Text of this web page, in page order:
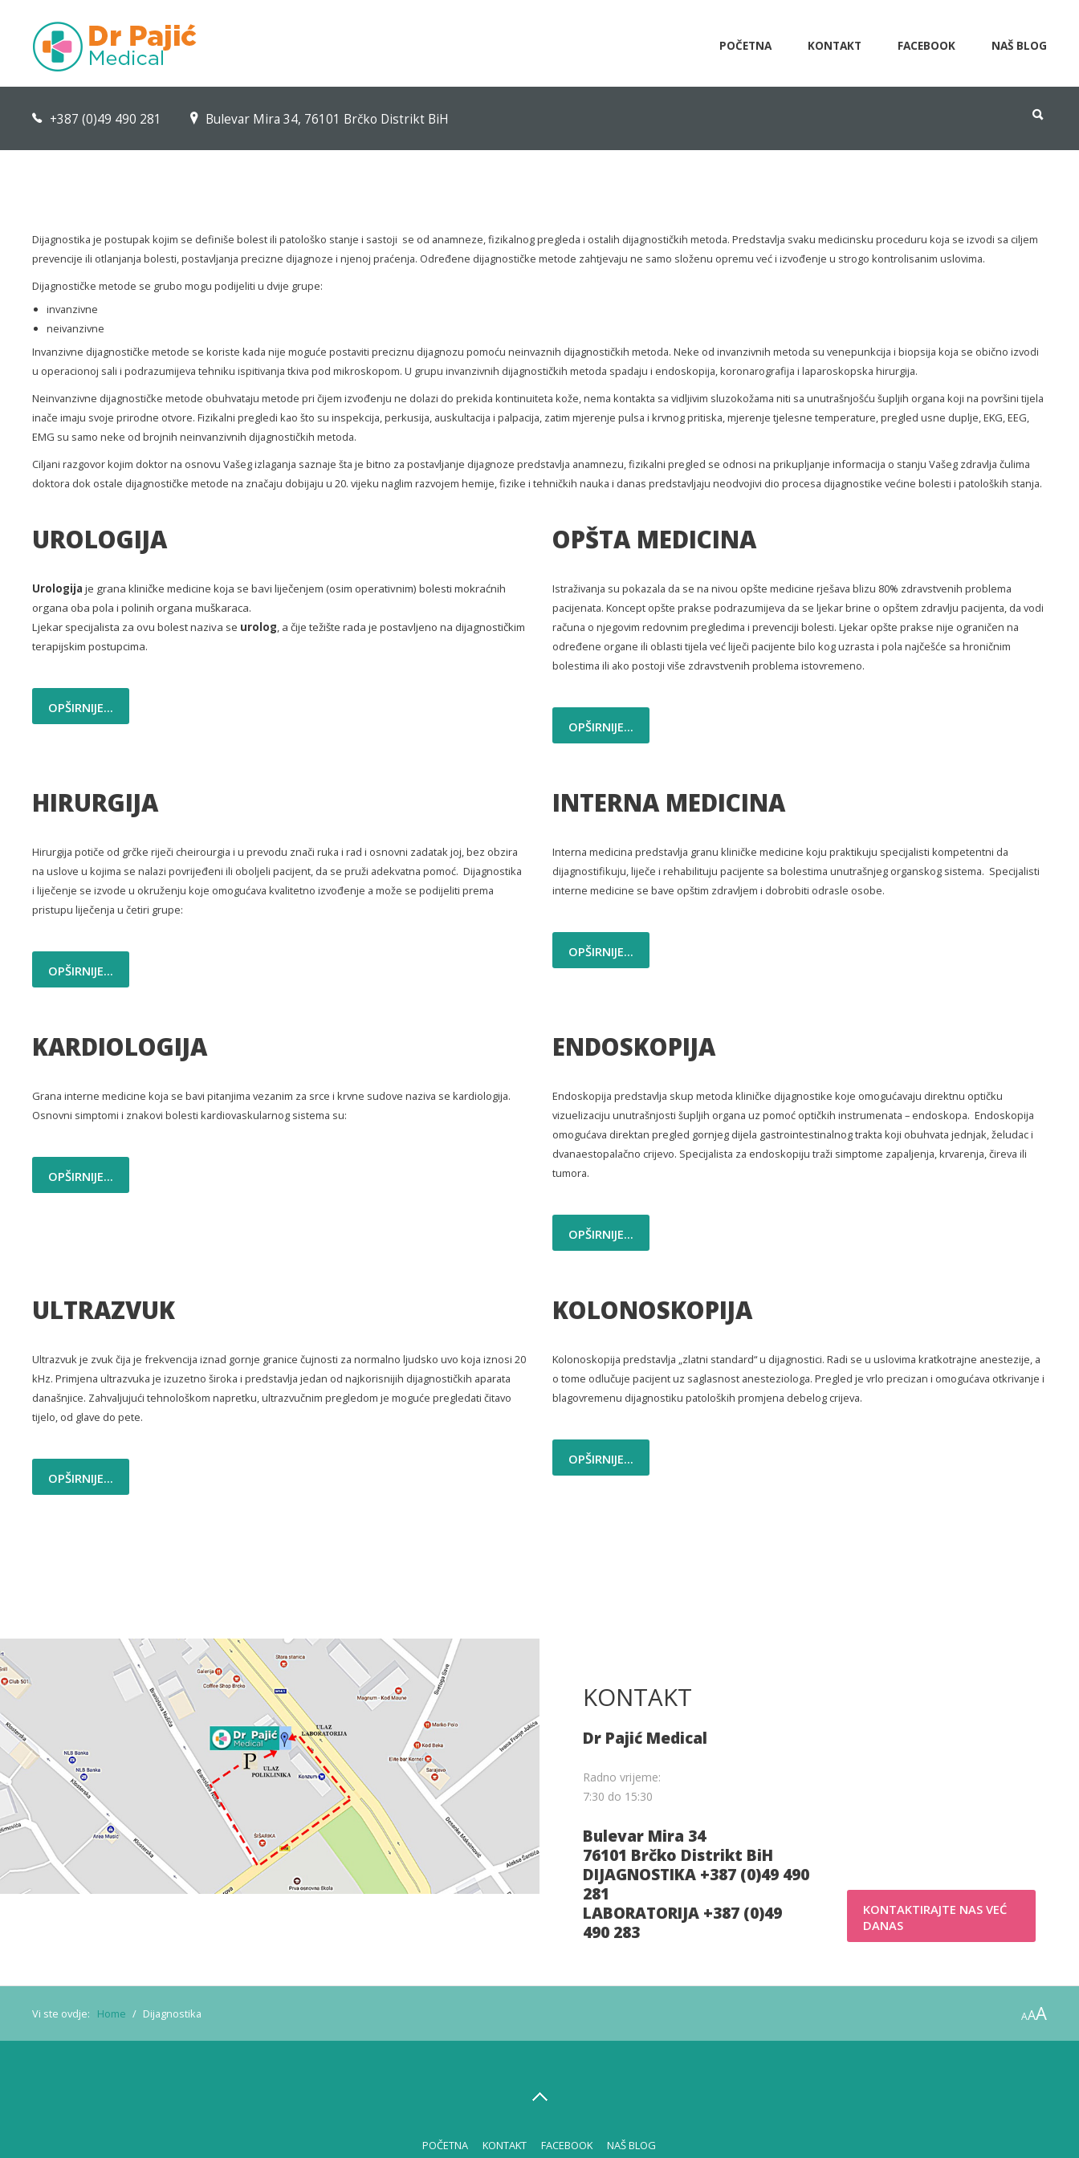
SAMPLESIDEBAR MODULE
This is a sample module published to the
module class suffix. There is also a
Kontakt
Facebook
Naš Blog
SAMPLESIDEBAR MODULE
This is a sample module published to the
sidebar_bottom position, using the -sidebar
module class suffix. There is also a sidebar_top
position below the search.
POČETNA KONTAKT FACEBOOK NAŠ BLOG
+387 (0)49 490 281 Bulevar Mira 34, 76101 Brčko Distrikt BiHSEARCH
Dijagnostika je postupak kojim se definiše bolest ili patološko stanje i sastoji se od anamneze, fizikalnog pregleda i ostalih dijagnostičkih metoda. Predstavlja svaku medicinsku proceduru koja se izvodi sa ciljem
prevencije ili otlanjanja bolesti, postavljanja precizne dijagnoze i njenoj praćenja. Određene dijagnostičke metode zahtjevaju ne samo složenu opremu već i izvođenje u strogo kontrolisanim uslovima.
Dijagnostičke metode se grubo mogu podijeliti u dvije grupe:
invanzivne
neivanzivne
Invanzivne dijagnostičke metode se koriste kada nije moguće postaviti preciznu dijagnozu pomoću neinvaznih dijagnostičkih metoda. Neke od invanzivnih metoda su venepunkcija i biopsija koja se obično izvodi
u operacionoj sali i podrazumijeva tehniku ispitivanja tkiva pod mikroskopom. U grupu invanzivnih dijagnostičkih metoda spadaju i endoskopija, koronarografija i laparoskopska hirurgija.
Neinvanzivne dijagnostičke metode obuhvataju metode pri čijem izvođenju ne dolazi do prekida kontinuiteta kože, nema kontakta sa vidljivim sluzokožama niti sa unutrašnjošću šupljih organa koji na površini tijela
inače imaju svoje prirodne otvore. Fizikalni pregledi kao što su inspekcija, perkusija, auskultacija i palpacija, zatim mjerenje pulsa i krvnog pritiska, mjerenje tjelesne temperature, pregled usne duplje, EKG, EEG,
EMG su samo neke od brojnih neinvanzivnih dijagnostičkih metoda.
Ciljani razgovor kojim doktor na osnovu Vašeg izlaganja saznaje šta je bitno za postavljanje dijagnoze predstavlja anamnezu, fizikalni pregled se odnosi na prikupljanje informacija o stanju Vašeg zdravlja čulima
doktora dok ostale dijagnostičke metode na značaju dobijaju u 20. vijeku naglim razvojem hemije, fizike i tehničkih nauka i danas predstavljaju neodvojivi dio procesa dijagnostike većine bolesti i patoloških stanja.
UROLOGIJA
Urologija je grana kliničke medicine koja se bavi liječenjem (osim operativnim) bolesti mokraćnih
organa oba pola i polinih organa muškaraca.
Ljekar specijalista za ovu bolest naziva se urolog, a čije težište rada je postavljeno na dijagnostičkim
terapijskim postupcima.
OPŠIRNIJE...
OPŠTA MEDICINA
Istraživanja su pokazala da se na nivou opšte medicine rješava blizu 80% zdravstvenih problema
pacijenata. Koncept opšte prakse podrazumijeva da se ljekar brine o opštem zdravlju pacijenta, da vodi
računa o njegovim redovnim pregledima i prevenciji bolesti. Ljekar opšte prakse nije ograničen na
određene organe ili oblasti tijela već liječi pacijente bilo kog uzrasta i pola najčešće sa hroničnim
bolestima ili ako postoji više zdravstvenih problema istovremeno.
OPŠIRNIJE...
HIRURGIJA
Hirurgija potiče od grčke riječi cheirourgia i u prevodu znači ruka i rad i osnovni zadatak joj, bez obzira
na uslove u kojima se nalazi povrijeđeni ili oboljeli pacijent, da se pruži adekvatna pomoć. Dijagnostika
i liječenje se izvode u okruženju koje omogućava kvalitetno izvođenje a može se podijeliti prema
pristupu liječenja u četiri grupe:
OPŠIRNIJE...
INTERNA MEDICINA
Interna medicina predstavlja granu kliničke medicine koju praktikuju specijalisti kompetentni da
dijagnostifikuju, liječe i rehabilituju pacijente sa bolestima unutrašnjeg organskog sistema. Specijalisti
interne medicine se bave opštim zdravljem i dobrobiti odrasle osobe.
OPŠIRNIJE...
KARDIOLOGIJA
Grana interne medicine koja se bavi pitanjima vezanim za srce i krvne sudove naziva se kardiologija.
Osnovni simptomi i znakovi bolesti kardiovaskularnog sistema su:
OPŠIRNIJE...
ENDOSKOPIJA
Endoskopija predstavlja skup metoda kliničke dijagnostike koje omogućavaju direktnu optičku
vizuelizaciju unutrašnjosti šupljih organa uz pomoć optičkih instrumenata – endoskopa. Endoskopija
omogućava direktan pregled gornjeg dijela gastrointestinalnog trakta koji obuhvata jednjak, želudac i
dvanaestopalačno crijevo. Specijalista za endoskopiju traži simptome zapaljenja, krvarenja, čireva ili
tumora.
OPŠIRNIJE...
ULTRAZVUK
Ultrazvuk je zvuk čija je frekvencija iznad gornje granice čujnosti za normalno ljudsko uvo koja iznosi 20
kHz. Primjena ultrazvuka je izuzetno široka i predstavlja jedan od najkorisnijih dijagnostičkih aparata
današnjice. Zahvaljujući tehnološkom napretku, ultrazvučnim pregledom je moguće pregledati čitavo
tijelo, od glave do pete.
OPŠIRNIJE...
KOLONOSKOPIJA
Kolonoskopija predstavlja „zlatni standard“ u dijagnostici. Radi se u uslovima kratkotrajne anestezije, a
o tome odlučuje pacijent uz saglasnost anesteziologa. Pregled je vrlo precizan i omogućava otkrivanje i
blagovremenu dijagnostiku patoloških promjena debelog crijeva.
OPŠIRNIJE...
KONTAKT
Dr Pajić Medical
Radno vrijeme:
7:30 do 15:30
Bulevar Mira 34
76101 Brčko Distrikt BiH
DIJAGNOSTIKA +387 (0)49 490
281
LABORATORIJA +387 (0)49
490 283
KONTAKTIRAJTE NAS VEĆ
DANAS
AAA
Vi ste ovdje: Home / Dijagnostika
POČETNA KONTAKT FACEBOOK NAŠ BLOG